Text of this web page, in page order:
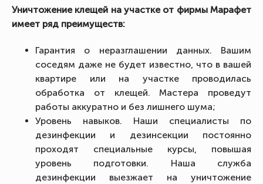
Уничтожение клещей на участке от фирмы Марафет
имеет ряд преимуществ:
Гарантия о неразглашении данных. Вашим
соседям даже не будет известно, что в вашей
квартире или на участке проводилась
обработка от клещей. Мастера проведут
работы аккуратно и без лишнего шума;
Уровень навыков. Наши специалисты по
дезинфекции и дезинсекции постоянно
проходят специальные курсы, повышая
уровень подготовки. Наша служба
дезинфекции выезжает на уничтожение